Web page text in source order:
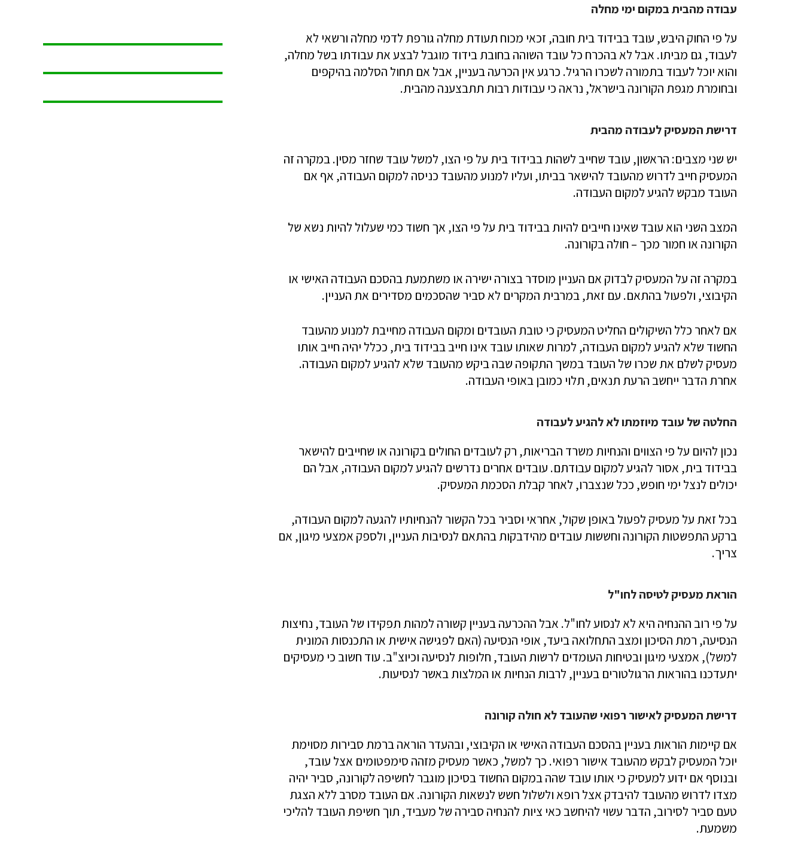
עבודה מהבית במקום ימי מחלה
על פי החוק היבש, עובד בבידוד בית חובה, זכאי מכוח תעודת מחלה גורפת לדמי מחלה ורשאי לא
לעבוד, גם מביתו. אבל לא בהכרח כל עובד השוהה בחובת בידוד מוגבל לבצע את עבודתו בשל מחלה,
והוא יוכל לעבוד בתמורה לשכרו הרגיל. כרגע אין הכרעה בעניין, אבל אם תחול הסלמה בהיקפים
ובחומרת מגפת הקורונה בישראל, נראה כי עבודות רבות תתבצענה מהבית.
דרישת המעסיק לעבודה מהבית
יש שני מצבים: הראשון, עובד שחייב לשהות בבידוד בית על פי הצו, למשל עובד שחזר מסין. במקרה זה
המעסיק חייב לדרוש מהעובד להישאר בביתו, ועליו למנוע מהעובד כניסה למקום העבודה, אף אם
העובד מבקש להגיע למקום העבודה.
המצב השני הוא עובד שאינו חייבים להיות בבידוד בית על פי הצו, אך חשוד כמי שעלול להיות נשא של
הקורונה או חמור מכך – חולה בקורונה.
במקרה זה על המעסיק לבדוק אם העניין מוסדר בצורה ישירה או משתמעת בהסכם העבודה האישי או
הקיבוצי, ולפעול בהתאם. עם זאת, במרבית המקרים לא סביר שהסכמים מסדירים את העניין.
אם לאחר כלל השיקולים החליט המעסיק כי טובת העובדים ומקום העבודה מחייבת למנוע מהעובד
החשוד שלא להגיע למקום העבודה, למרות שאותו עובד אינו חייב בבידוד בית, ככלל יהיה חייב אותו
מעסיק לשלם את שכרו של העובד במשך התקופה שבה ביקש מהעובד שלא להגיע למקום העבודה.
אחרת הדבר ייחשב הרעת תנאים, תלוי כמובן באופי העבודה.
החלטה של עובד מיוזמתו לא להגיע לעבודה
נכון להיום על פי הצווים והנחיות משרד הבריאות, רק לעובדים החולים בקורונה או שחייבים להישאר
בבידוד בית, אסור להגיע למקום עבודתם. עובדים אחרים נדרשים להגיע למקום העבודה, אבל הם
יכולים לנצל ימי חופש, ככל שנצברו, לאחר קבלת הסכמת המעסיק.
בכל זאת על מעסיק לפעול באופן שקול, אחראי וסביר בכל הקשור להנחיותיו להגעה למקום העבודה,
ברקע התפשטות הקורונה וחששות עובדים מהידבקות בהתאם לנסיבות העניין, ולספק אמצעי מיגון, אם
צריך.
הוראת מעסיק לטיסה לחו"ל
על פי רוב ההנחיה היא לא לנסוע לחו"ל. אבל ההכרעה בעניין קשורה למהות תפקידו של העובד, נחיצות
הנסיעה, רמת הסיכון ומצב התחלואה ביעד, אופי הנסיעה (האם לפגישה אישית או התכנסות המונית
למשל), אמצעי מיגון ובטיחות העומדים לרשות העובד, חלופות לנסיעה וכיוצ"ב. עוד חשוב כי מעסיקים
יתעדכנו בהוראות הרגולטורים בעניין, לרבות הנחיות או המלצות באשר לנסיעות.
דרישת המעסיק לאישור רפואי שהעובד לא חולה קורונה
אם קיימות הוראות בעניין בהסכם העבודה האישי או הקיבוצי, ובהעדר הוראה ברמת סבירות מסוימת
יוכל המעסיק לבקש מהעובד אישור רפואי. כך למשל, כאשר מעסיק מזהה סימפטומים אצל עובד,
ובנוסף אם ידוע למעסיק כי אותו עובד שהה במקום החשוד בסיכון מוגבר לחשיפה לקורונה, סביר יהיה
מצדו לדרוש מהעובד להיבדק אצל רופא ולשלול חשש לנשאות הקורונה. אם העובד מסרב ללא הצגת
טעם סביר לסירוב, הדבר עשוי להיחשב כאי ציות להנחיה סבירה של מעביד, תוך חשיפת העובד להליכי
משמעת.